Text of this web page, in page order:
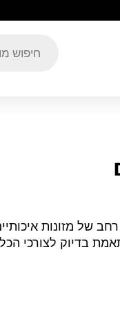
של מזונות
בדיוק לצורכי